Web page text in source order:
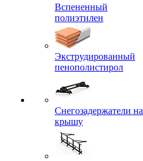
Вспененный
полиэтилен
Экструдированный
пенополистирол
Снегозадержатели на
крышу